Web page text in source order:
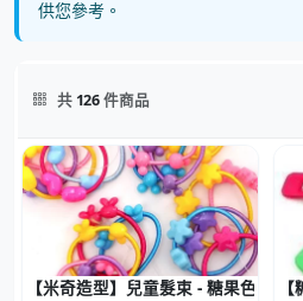
供您參考。
共 126件商品
【米奇造型】兒童髮束 - 糖果色彈力